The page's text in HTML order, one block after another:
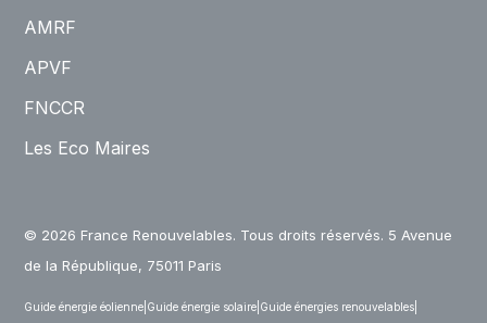
AMRF
APVF
FNCCR
Les Eco Maires
© 2026 France Renouvelables. Tous droits réservés. 5 Avenue
de la République, 75011 Paris
Guide énergie éolienne Guide énergie solaire Guide énergies renouvelables